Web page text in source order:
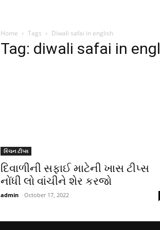
Home Tags Diwali safai in english
Tag: diwali safai in
કિચન ટીપ્સ
દિવાળીની સફાઈ માટેની ખાસ ટીપ્સ
નોંધી લો વાંચીને શેર કરજો
admin - October 17, 2022